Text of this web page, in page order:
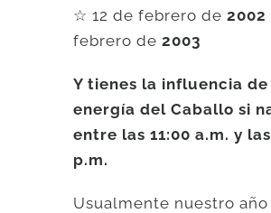
☆ 12 de febrero de2002
febrero de2003
Y tienes la influencia
energía del Caballo si
entre las 11:00 a.m. y
p.m.
Usualmente nuestro año